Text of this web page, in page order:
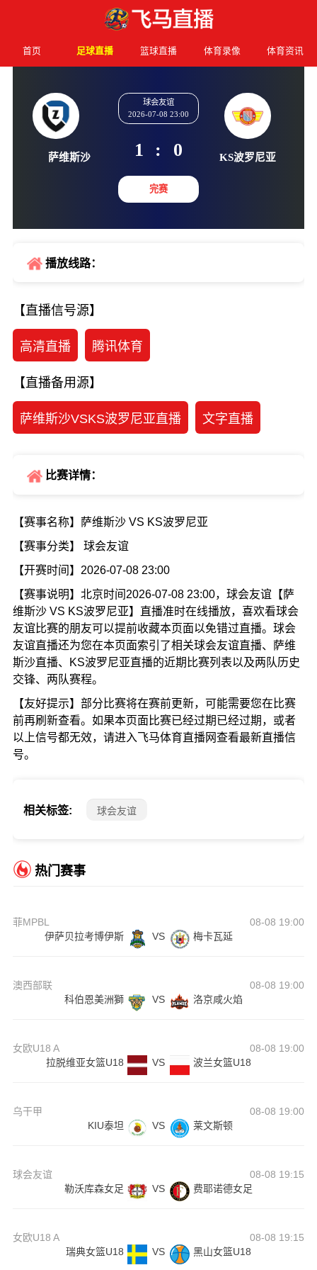
首页 足球直播 篮球直播 体育录像 体育资讯
球会友谊
1 :
完赛
播放线路：
【直播信号源】
高清直播 腾讯体育
【直播备用源】
萨维斯沙VSKS波罗尼亚直播 文字直播
比赛详情：
【赛事名称】萨维斯沙 VS KS波罗尼亚
【赛事分类】 球会友谊
【开赛时间】2026-07-08 23:00
【赛事说明】北京时间2026-07-08 23:00，球会友谊【萨
维斯沙 VS KS波罗尼亚】直播准时在线播放，喜欢看球会
友谊比赛的朋友可以提前收藏本页面以免错过直播。球会
友谊直播还为您在本页面索引了相关球会友谊直播、萨维
斯沙直播、KS波罗尼亚直播的近期比赛列表以及两队历史
交锋、两队赛程。
【友好提示】部分比赛将在赛前更新，可能需要您在比赛
前再刷新查看。如果本页面比赛已经过期已经过期，或者
以上信号都无效，请进入飞马体育直播网查看最新直播信
号。
相关标签: 球会友谊
热门赛事
菲MPBL
08-08 19:00
伊萨贝拉考博伊斯
VS 梅卡瓦延
澳西部联
08-08 19:00
科伯恩美洲獅
VS 洛京咸火焰
女欧U18 A
08-08 19:00
拉脱维亚女篮U18
VS 波兰女篮U18
乌干甲
08-08 19:00
KIU泰坦
VS 莱文斯顿
球会友谊
08-08 19:15
勒沃库森女足
VS 费耶诺德女足
女欧U18 A
08-08 19:15
瑞典女篮U18
VS 黑山女篮U18